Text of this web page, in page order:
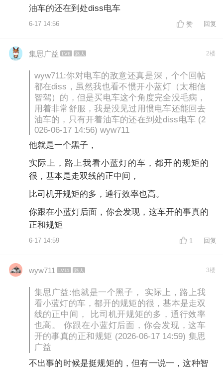
油车的还在到处diss电车
6-17 14:56 赞 回复
集思广益 LV6 路人 2楼
wyw711:你对电车的敌意还真是深，个个回帖
都在diss，虽然我也看不惯开小蓝灯（太相信
智驾）的，但是买电车这个角度完全没毛病，
用着非常舒服，我是没见过用惯电车还能回去
油车的，只有开着油车的还在到处diss电车 (2
026-06-17 14:56) wyw711
他就是一个黑子，
实际上，路上我看小蓝灯的车，都开的规矩的
很，基本是走双线的正中间，
比司机开规矩的多，通行效率也高。
你跟在小蓝灯后面，你会发现，这车开的事真的
正和规矩
6-17 14:59 1 回复
wyw711 LV11 路人 3楼
集思广益:他就是一个黑子， 实际上，路上我
看小蓝灯的车，都开的规矩的很，基本是走双
线的正中间， 比司机开规矩的多，通行效率
也高。 你跟在小蓝灯后面，你会发现，这车
开的事真的正和规矩 (2026-06-17 14:59) 集思
广益
不出事的时候是挺规矩的，但有一说一，这种智